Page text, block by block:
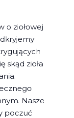
o ziołowej
skąd zioła
Nasze
poczuć